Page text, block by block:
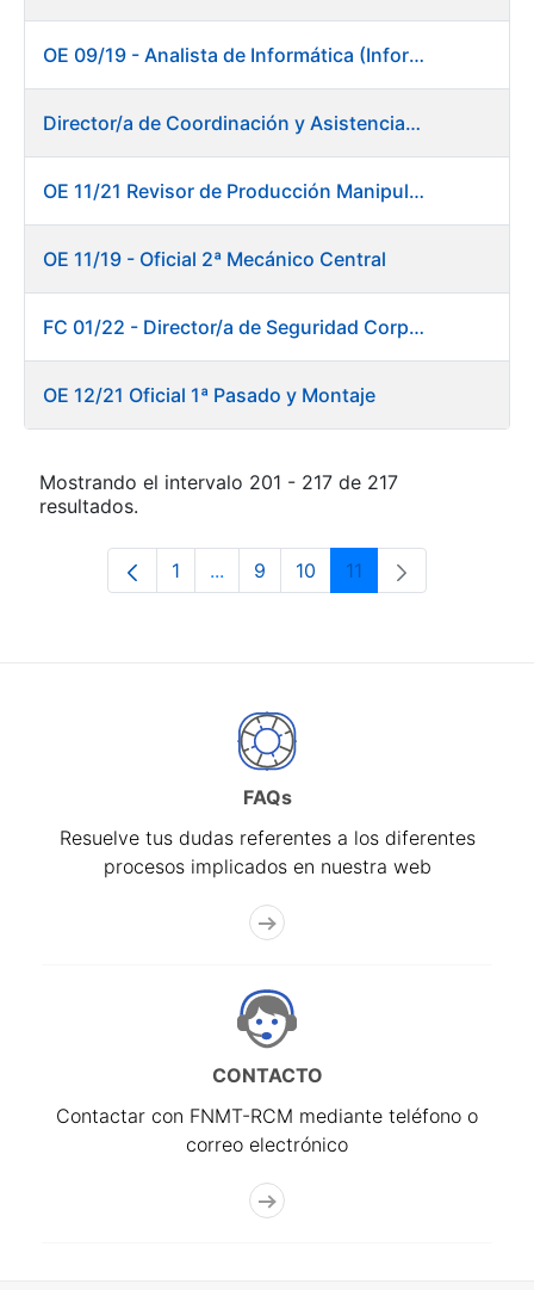
OE 09/19 - Analista de Informática (Informática)
Director/a de Coordinación y Asistencia Técnica a la Presidencia -Dirección General
OE 11/21 Revisor de Producción Manipulado Timbre
OE 11/19 - Oficial 2ª Mecánico Central
FC 01/22 - Director/a de Seguridad Corporativa
OE 12/21 Oficial 1ª Pasado y Montaje
Mostrando el intervalo 201 - 217 de 217
resultados.
Página
1 ...Páginas intermedias Use TAB para
Página
9 Página
10 Página
11
FAQs
Resuelve tus dudas referentes a los diferentes
procesos implicados en nuestra web
CONTACTO
Contactar con FNMT-RCM mediante teléfono o
correo electrónico